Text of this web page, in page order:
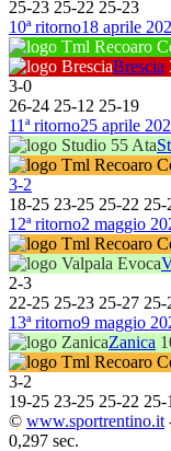
25-23 25-22 25-23
10ª ritorno18 aprile
Brescia
3-0
26-24 25-12 25-19
11ª ritorno25 aprile
3-2
18-25 23-25 25-22 25-
12ª ritorno2 maggio
2-3
22-25 25-23 25-27 25-
13ª ritorno9 maggio
Zanica
3-2
19-25 23-25 25-22 25-
© www.sportrentino.it
0,297 sec.